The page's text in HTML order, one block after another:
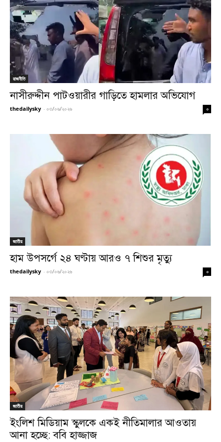
রাজনীতি
নাসীরুদ্দীন পাটওয়ারীর গাড়িতে হামলার অভিযোগ
thedailysky - ০৩/০৬/২০২৬ ০
জাতীয়
হাম উপসর্গে ২৪ ঘণ্টায় আরও ৭ শিশুর মৃত্যু
thedailysky - ০৩/০৬/২০২৬ ০
জাতীয়
ইংলিশ মিডিয়াম স্কুলকে একই নীতিমালার আওতায়
আনা হচ্ছে: ববি হাজ্জাজ